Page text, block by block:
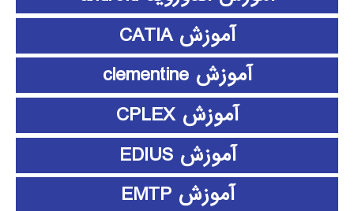
آموزش CATIA
آموزش clementine
آموزش CPLEX
آموزش EDIUS
آموزش EMTP